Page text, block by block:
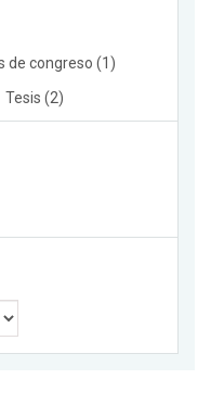
de congreso (1)
Tesis (2)